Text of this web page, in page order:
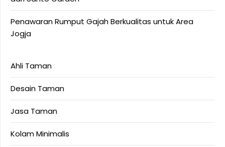
Penawaran Rumput Gajah Berkualitas untuk Area
Jogja
Ahli Taman
Desain Taman
Jasa Taman
Kolam Minimalis